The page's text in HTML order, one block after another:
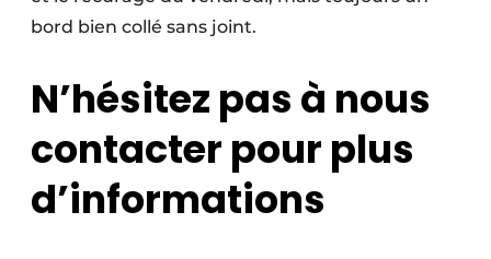
bord bien collé sans joint.
N’hésitez pas à nous
contacter pour plus
d’informations